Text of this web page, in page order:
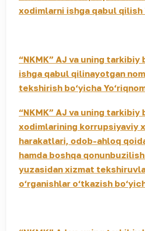
xodimlarni ishga qabul qilish
“NKMK” AJ va uning tarkibiy
ishga qabul qilinayotgan
tekshirish bo‘yicha
“NKMK” AJ va uning tarkibiy
xodimlarining korrupsiyaviy
harakatlari, odob-ahloq
hamda boshqa
yuzasidan xizmat
o‘rganishlar o‘tkazish